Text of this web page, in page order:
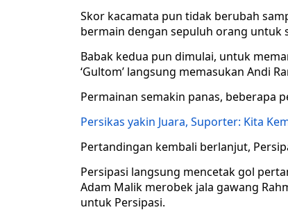
Skor kacamata pun tidak berubah
bermain dengan sepuluh orang untuk
Babak kedua pun dimulai, untuk
‘Gultom’ langsung memasukan Andi
Permainan semakin panas, beberapa
Persikas yakin Juara, Suporter: Kita
Pertandingan kembali berlanjut,
Persipasi langsung mencetak gol
Adam Malik merobek jala gawang
untuk Persipasi.